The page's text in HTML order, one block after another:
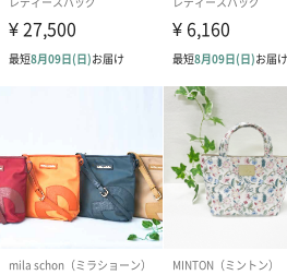
あり（280円）
メッセージカード（通常・写真・
誕生日や結婚祝い・出産祝いなど、様